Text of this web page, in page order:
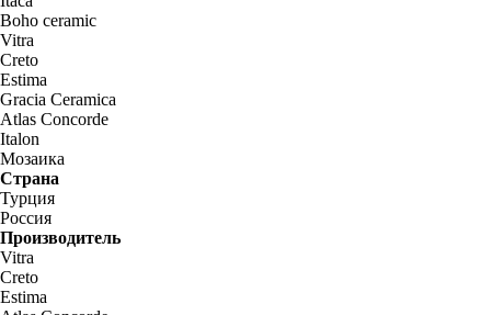
Boho ceramic
Vitra
Creto
Estima
Gracia Ceramica
Atlas Concorde
Italon
Мозаика
Страна
Турция
Россия
Производитель
Vitra
Creto
Estima